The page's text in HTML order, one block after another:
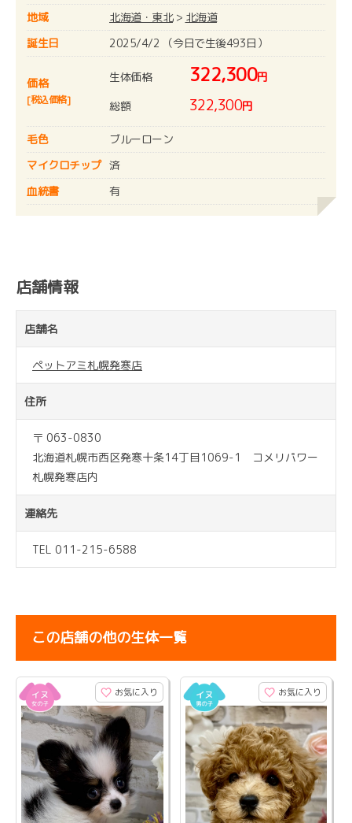
地域
北海道・東北> 北海道
誕生日
2025/4/2 （今日で生後493日）
価格
[税込価格]
生体価格 322,300円
総額
322,300円
毛色
ブルーローン
マイクロチップ 済
血統書
有
店舗情報
店舗名
ペットアミ札幌発寒店
住所
〒 063-0830
北海道札幌市西区発寒十条14丁目1069-1 コメリパワー
札幌発寒店内
連絡先
TEL 011-215-6588
この店舗の他の生体一覧
お気に入り お気に入り